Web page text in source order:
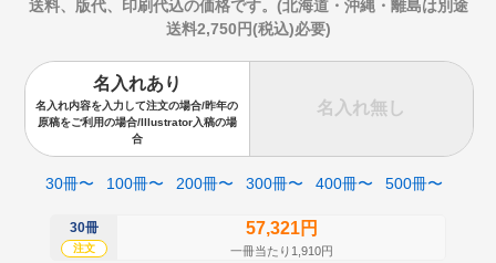
送料、版代、印刷代込の価格です。(北海道・沖縄・離島は別途
送料2,750円(税込)必要)
名入れあり
名入れ内容を入力して注文の場合/昨年の
原稿をご利用の場合/Illustrator入稿の場
合
名入れ無し
30冊〜 100冊〜 200冊〜 300冊〜 400冊〜 500冊〜
30冊
注文
57,321円
一冊当たり1,910円